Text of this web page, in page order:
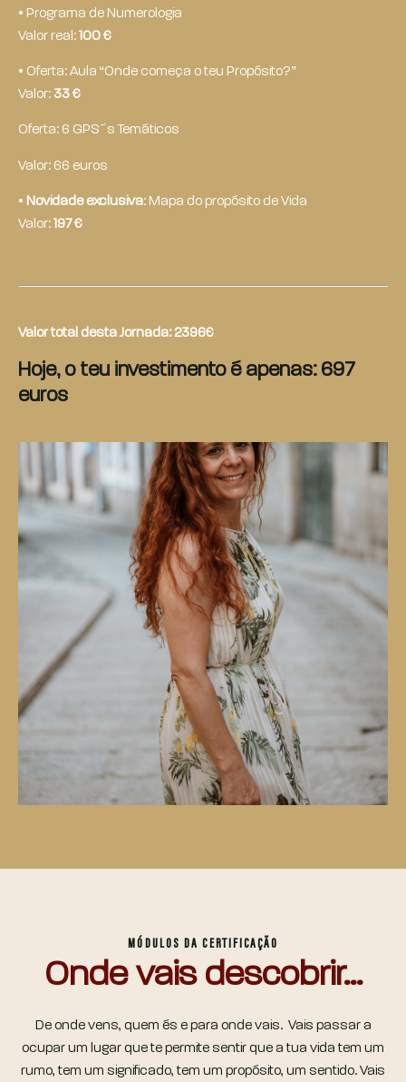
• Programa de Numerologia
Valor real: 100 €
• Oferta: Aula “Onde começa o teu Propósito?”
Valor: 33 €
Oferta: 6 GPS´s Temáticos
Valor: 66 euros
• Novidade exclusiva: Mapa do propósito de Vida
Valor: 197 €
Valor total desta Jornada: 2396€
Hoje, o teu investimento é apenas: 697
euros
MÓDULOS DA CERTIFICAÇÃO
Onde vais descobrir...
De onde vens, quem és e para onde vais. Vais passar a
ocupar um lugar que te permite sentir que a tua vida tem um
rumo, tem um significado, tem um propósito, um sentido. Vais